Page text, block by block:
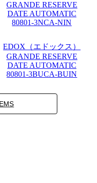
GRANDE RESERVE
DATE AUTOMATIC
80801-3NCA-NIN
EDOX（エドックス）
GRANDE RESERVE
DATE AUTOMATIC
80801-3BUCA-BUIN